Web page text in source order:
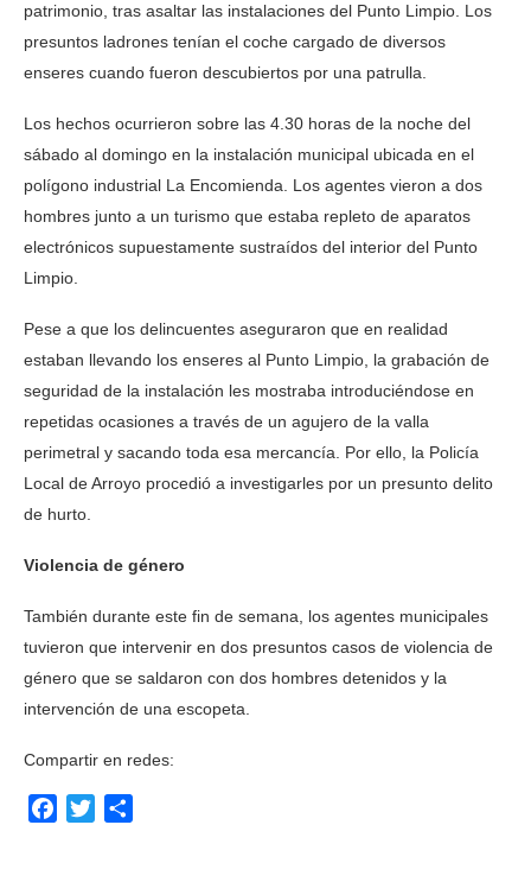
patrimonio, tras asaltar las instalaciones del Punto Limpio. Los
presuntos ladrones tenían el coche cargado de diversos
enseres cuando fueron descubiertos por una patrulla.
Los hechos ocurrieron sobre las 4.30 horas de la noche del
sábado al domingo en la instalación municipal ubicada en el
polígono industrial La Encomienda. Los agentes vieron a dos
hombres junto a un turismo que estaba repleto de aparatos
electrónicos supuestamente sustraídos del interior del Punto
Limpio.
Pese a que los delincuentes aseguraron que en realidad
estaban llevando los enseres al Punto Limpio, la grabación de
seguridad de la instalación les mostraba introduciéndose en
repetidas ocasiones a través de un agujero de la valla
perimetral y sacando toda esa mercancía. Por ello, la Policía
Local de Arroyo procedió a investigarles por un presunto delito
de hurto.
Violencia de género
También durante este fin de semana, los agentes municipales
tuvieron que intervenir en dos presuntos casos de violencia de
género que se saldaron con dos hombres detenidos y la
intervención de una escopeta.
Compartir en redes:
Facebook
Twitter